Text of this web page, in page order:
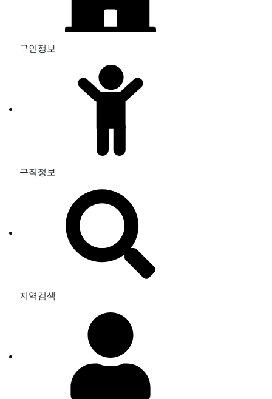
구인정보
구직정보
지역검색